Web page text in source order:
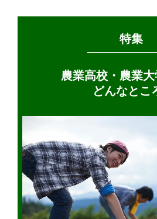
特集
農業高校・農業
どんなとこ